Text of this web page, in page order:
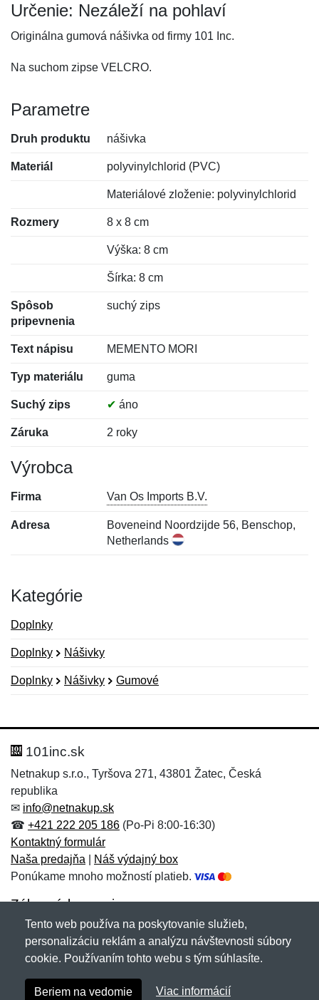
Určenie: Nezáleží na pohlaví
Originálna gumová nášivka od firmy 101 Inc.
Na suchom zipse VELCRO.
Parametre
Druh produktu nášivka
Materiál polyvinylchlorid (PVC)
Materiálové zloženie: polyvinylchlorid
Rozmery 8 x 8 cm
Výška: 8 cm
Šírka: 8 cm
Spôsob
pripevnenia
suchý zips
Text nápisu MEMENTO MORI
Typ materiálu guma
Suchý zips ✔ áno
Záruka 2 roky
Výrobca
Firma Van Os Imports B.V.
Adresa
Boveneind Noordzijde 56, Benschop,
Netherlands
Kategórie
Doplnky
Doplnky Nášivky
Doplnky Nášivky Gumové
Hodnotenie:
Meno:*
E-mail:
Správa*
Meno:
E-mail:*
Správa*
101inc.sk
Netnakup s.r.o., Tyršova 271, 43801 Žatec, Česká
republika
✉ info@netnakup.sk
☎ +421 222 205 186 (Po-Pi 8:00-16:30)
Kontaktný formulár
Naša predajňa
Náš výdajný box
Ponúkame mnoho možností platieb.
Zákaznícky servis
Novinky emailom
Copyright © 2007-2026 (19 rokov s vami)Netnakup.sk
Tento web používa na poskytovanie služieb,
personalizáciu reklám a analýzu návštevnosti súbory
cookie. Používaním tohto webu s tým súhlasíte.
Beriem na vedomie Viac informácií